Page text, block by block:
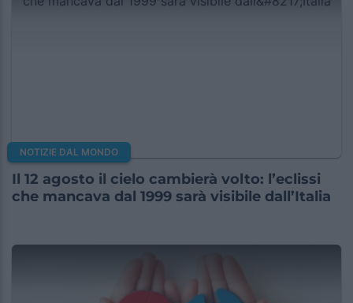
NOTIZIE DAL MONDO
Il 12 agosto il cielo cambierà volto: l’eclissi
che mancava dal 1999 sarà visibile dall’Italia